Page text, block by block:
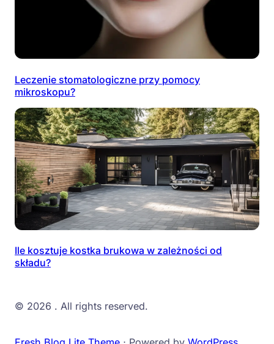
Leczenie stomatologiczne przy pomocy
mikroskopu?
Ile kosztuje kostka brukowa w zależności od
składu?
© 2026 . All rights reserved.